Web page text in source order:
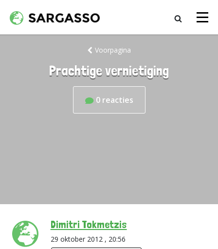
Voorpagina
Prachtige vernietiging
0 reacties
Dimitri Tokmetzis
29 oktober 2012 , 20:56